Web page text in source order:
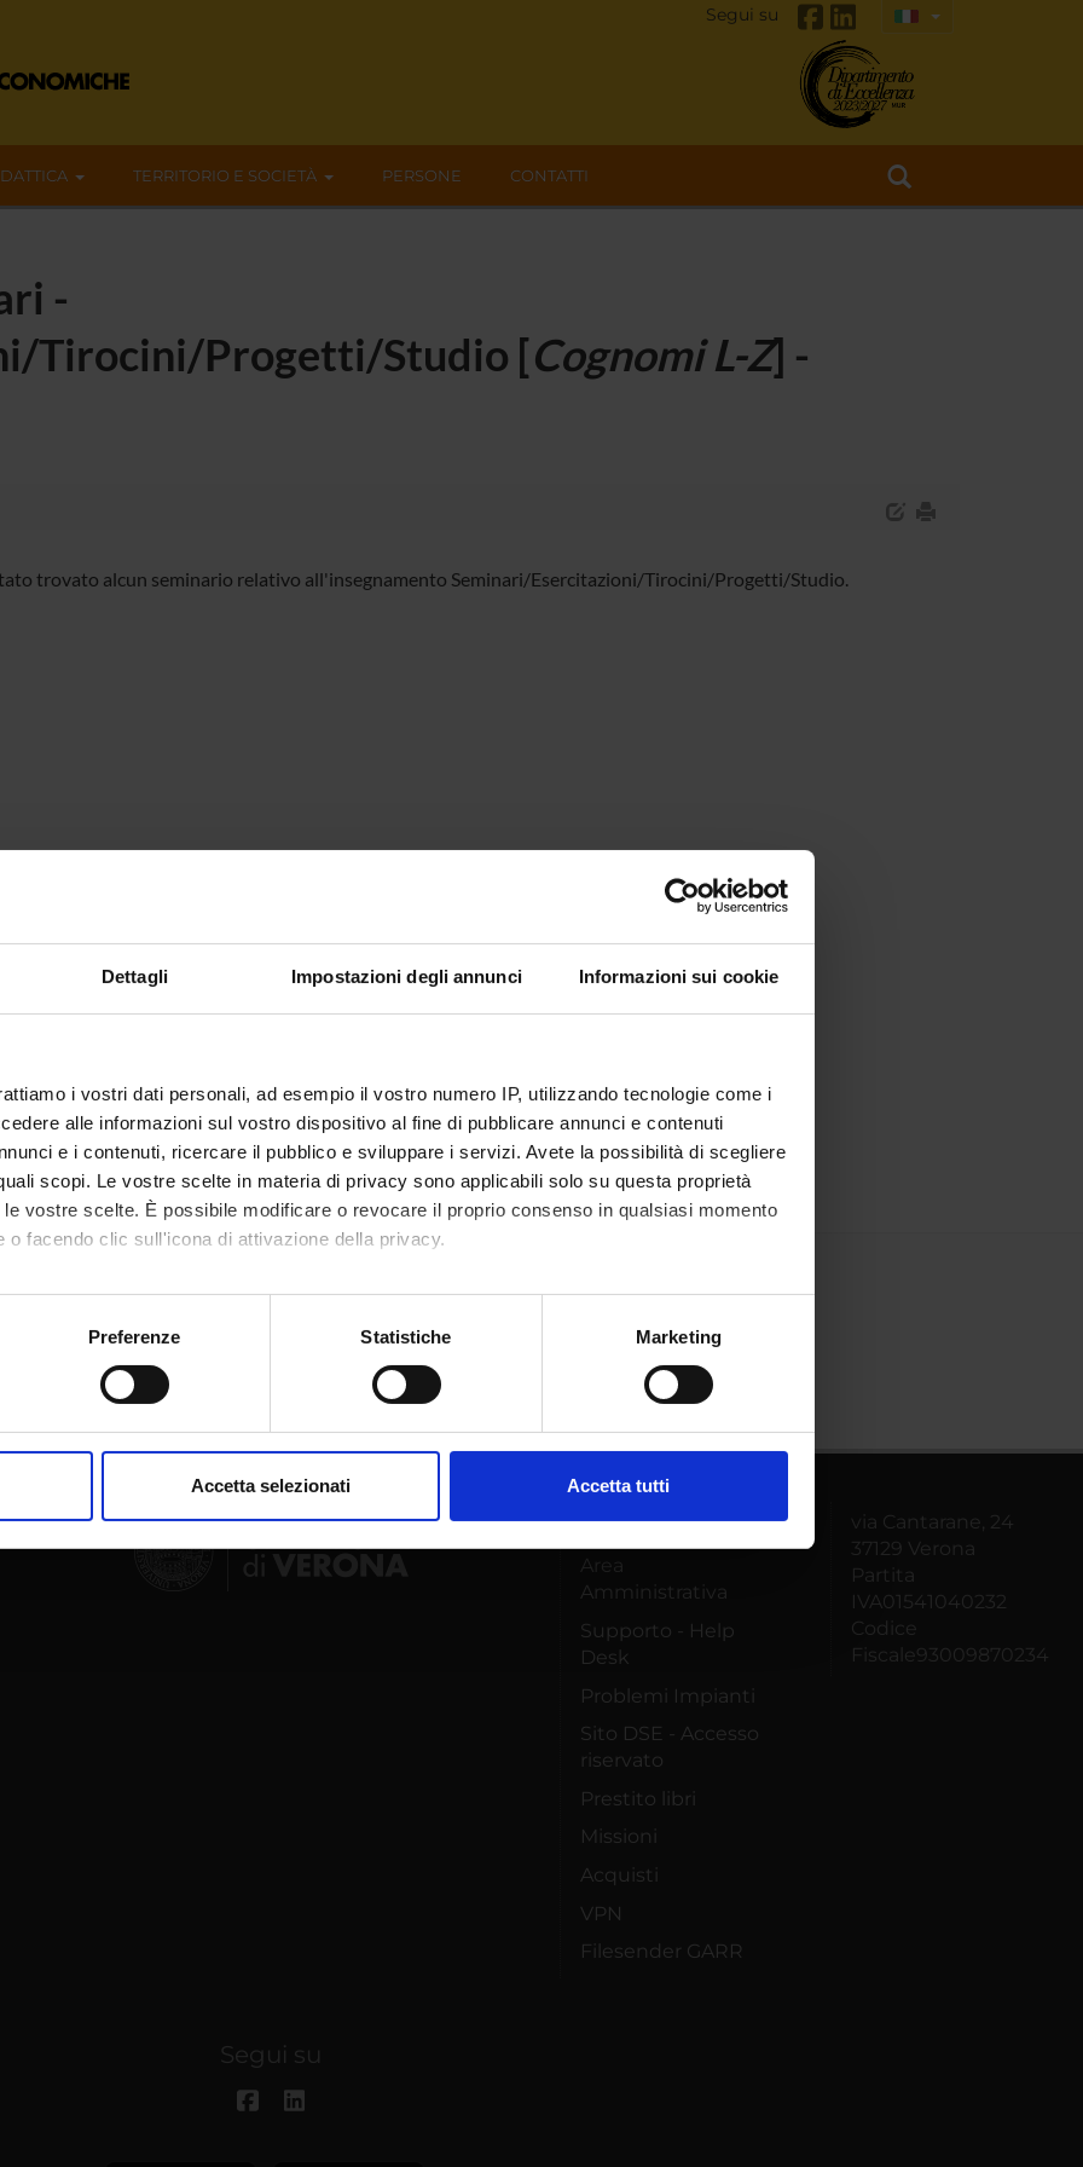
Dettagli Impostazioni degli annunci Informazioni sui cookie
i vostri dati personali, ad esempio il vostro numero IP, utilizzando tecnologie come i
alle informazioni sul vostro dispositivo al fine di pubblicare annunci e contenuti
e i contenuti, ricercare il pubblico e sviluppare i servizi. Avete la possibilità di scegliere
scopi. Le vostre scelte in materia di privacy sono applicabili solo su questa proprietà
vostre scelte. È possibile modificare o revocare il proprio consenso in qualsiasi momento
o facendo clic sull'icona di attivazione della privacy.
anche:
sulla tua posizione geografica, con un'approssimazione di qualche metro,
in qualsiasi momento dalla Dichiarazione sui cookie.
e social media, i quali potrebbero combinarle con altre informazioni che hai fornito loro o
dei loro servizi.
Preferenze Statistiche Marketing
Accetta selezionati Accetta tutti
Segui su
TERRITORIO E SOCIETÀ PERSONE CONTATTI
-
Tirocini/Progetti/Studio [Cognomi L-Z] -
trovato alcun seminario relativo all'insegnamento Seminari/Esercitazioni/Tirocini/Progetti/Studio.
Condividi
MyUnivr
Area
Amministrativa
Supporto - Help
Desk
Problemi Impianti
Sito DSE - Accesso
riservato
Prestito libri
Missioni
Acquisti
VPN
Filesender GARR
via Cantarane, 24
37129 Verona
Partita
IVA01541040232
Codice
Fiscale93009870234
Segui su